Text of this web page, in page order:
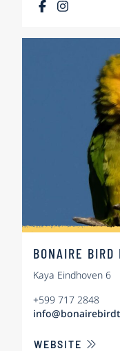
BONAIRE BIRD
Kaya Eindhoven 6
+599 717 2848
WEBSITE ÜBER